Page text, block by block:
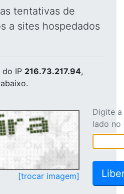
tentativas de
a sites hospedados
do IP 216.73.217.94,
[trocar imagem]
Digite
lado no